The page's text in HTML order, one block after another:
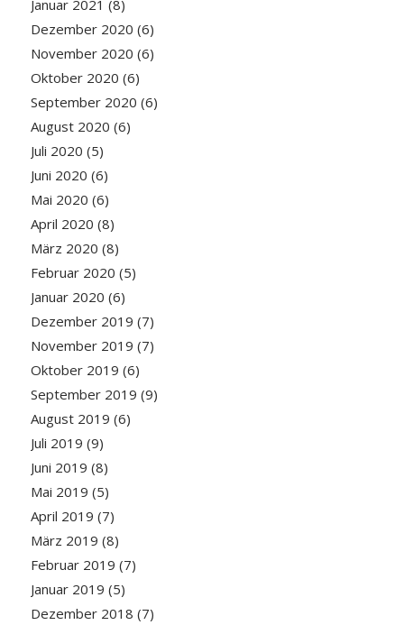
Januar 2021 (8)
Dezember 2020 (6)
November 2020 (6)
Oktober 2020 (6)
September 2020 (6)
August 2020 (6)
Juli 2020 (5)
Juni 2020 (6)
Mai 2020 (6)
April 2020 (8)
März 2020 (8)
Februar 2020 (5)
Januar 2020 (6)
Dezember 2019 (7)
November 2019 (7)
Oktober 2019 (6)
September 2019 (9)
August 2019 (6)
Juli 2019 (9)
Juni 2019 (8)
Mai 2019 (5)
April 2019 (7)
März 2019 (8)
Februar 2019 (7)
Januar 2019 (5)
Dezember 2018 (7)